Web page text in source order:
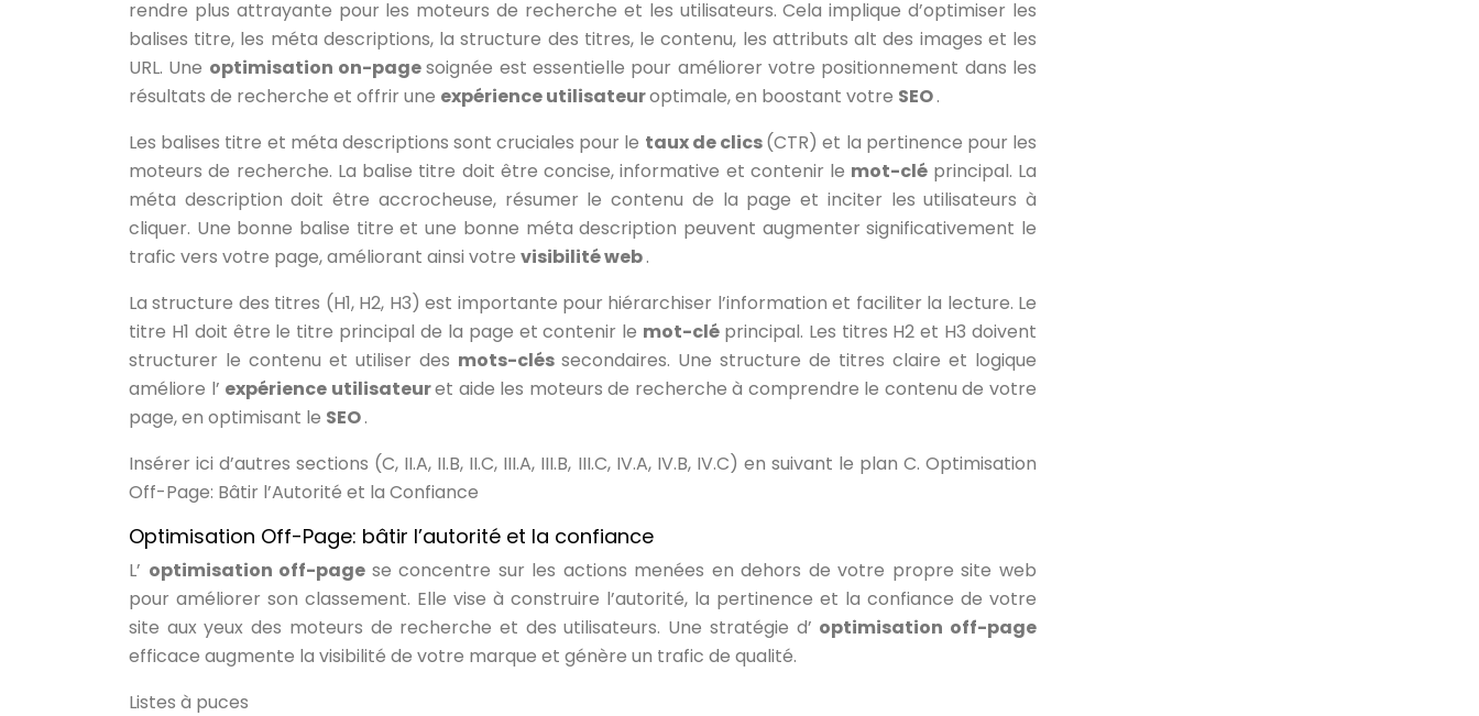
rendre plus attrayante pour les moteurs de recherche et les utilisateurs. Cela implique d’optimiser les
balises titre, les méta descriptions, la structure des titres, le contenu, les attributs alt des images et les
URL. Une optimisation on-pagesoignée est essentielle pour améliorer votre positionnement dans les
résultats de recherche et offrir une expérience utilisateuroptimale, en boostant votre SEO.
Les balises titre et méta descriptions sont cruciales pour le taux de clics(CTR) et la pertinence pour les
moteurs de recherche. La balise titre doit être concise, informative et contenir le mot-clé principal. La
méta description doit être accrocheuse, résumer le contenu de la page et inciter les utilisateurs à
cliquer. Une bonne balise titre et une bonne méta description peuvent augmenter significativement le
trafic vers votre page, améliorant ainsi votre visibilité web.
La structure des titres (H1, H2, H3) est importante pour hiérarchiser l’information et faciliter la lecture. Le
titre H1 doit être le titre principal de la page et contenir le mot-clé principal. Les titres H2 et H3 doivent
structurer le contenu et utiliser des mots-clés secondaires. Une structure de titres claire et logique
améliore l’ expérience utilisateuret aide les moteurs de recherche à comprendre le contenu de votre
page, en optimisant le SEO.
Insérer ici d’autres sections (C, II.A, II.B, II.C, III.A, III.B, III.C, IV.A, IV.B, IV.C) en suivant le plan C. Optimisation
Off-Page: Bâtir l’Autorité et la Confiance
Optimisation Off-Page: bâtir l’autorité et la confiance
L’ optimisation off-page se concentre sur les actions menées en dehors de votre propre site web
pour améliorer son classement. Elle vise à construire l’autorité, la pertinence et la confiance de votre
site aux yeux des moteurs de recherche et des utilisateurs. Une stratégie d’ optimisation off-page
efficace augmente la visibilité de votre marque et génère un trafic de qualité.
Listes à puces